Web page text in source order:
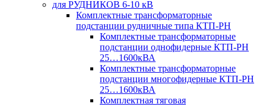
для РУДНИКОВ 6-10 кВ
Комплектные трансформаторные
подстанции рудничные типа КТП-РН
Комплектные трансформаторные
подстанции однофидерные КТП-РН
25…1600кВА
Комплектные трансформаторные
подстанции многофидерные КТП-РН
25…1600кВА
Комплектная тяговая